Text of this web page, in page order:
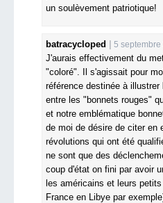
un soulèvement patriotique!
batracycloped 5 septembre
J'aurais effectivement du
"coloré". Il s'agissait pour
référence destinée à
entre les "bonnets rouges"
et notre emblématique
de moi de désire de citer en
révolutions qui ont été
ne sont que des
coup d'état on fini par avoir
les américains et leurs
France en Libye par